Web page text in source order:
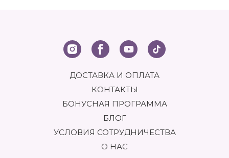
ДОСТАВКА И ОПЛАТА
КОНТАКТЫ
БОНУСНАЯ ПРОГРАММА
БЛОГ
УСЛОВИЯ СОТРУДНИЧЕСТВА
О НАС